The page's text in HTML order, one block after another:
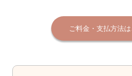
ご料金・支払方法